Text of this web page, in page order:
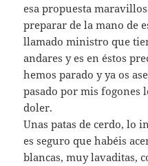
esa propuesta
preparar de la mano de
llamado ministro que
andares y es en éstos
hemos parado y ya os
pasado por mis fogones
doler.
Unas patas de cerdo, lo
es seguro que habéis
blancas, muy lavaditas,